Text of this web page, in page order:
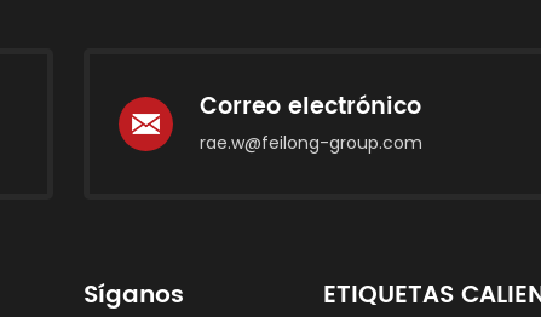
Correo electrónico
rae.w@feilong-group.com
Síganos ETIQUETAS